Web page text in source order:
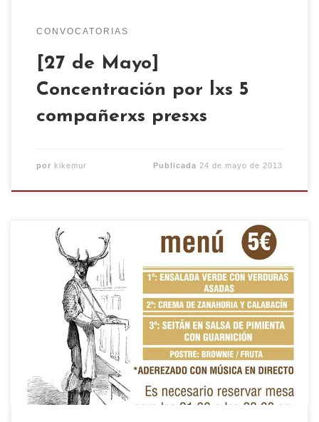
CONVOCATORIAS
[27 de Mayo]
Concentración por lxs 5
compañerxs presxs
por kikemur Publicada 24 de mayo de 2013
Cenador vegano en apoyo a los activistas
represaliados, del movimiento por los derechos de
los animales. Menú: 1º Ensalada verde con
verduras asadas. 2º Crema de zanahoria y
calabacín. 3º Seitan a la salsa de pimienta con
guarnición. Postre: Brownie o fruta. todo esto
aderezado con música […]